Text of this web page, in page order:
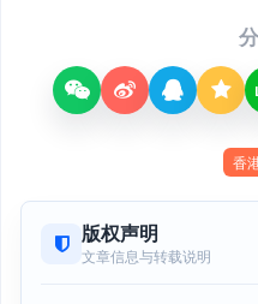
香
版权声明
文章信息与转载说明